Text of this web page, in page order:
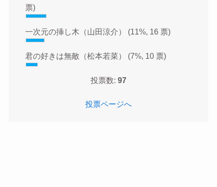
票)
一次元の挿し木（山田涼介） (11%, 16 票)
君の好きは無敵（松本若菜） (7%, 10 票)
投票数: 97
投票ページへ